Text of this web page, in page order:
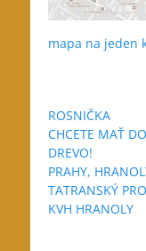
mapa na jeden
ROSNIČKA
CHCETE MAŤ
DREVO!
PRAHY,
TATRANSKÝ
KVH HRANOLY